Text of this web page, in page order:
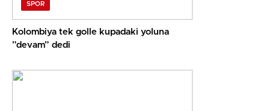
SPOR
Kolombiya tek golle kupadaki yoluna
”devam” dedi